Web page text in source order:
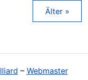
Älter »
– Webmaster